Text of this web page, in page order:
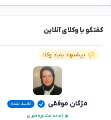
گفتگو با وکلای آنلاین
پیشنهاد بنیاد وکلا
مژگان موفقی
تایید شده
آماده مشاوره فوری